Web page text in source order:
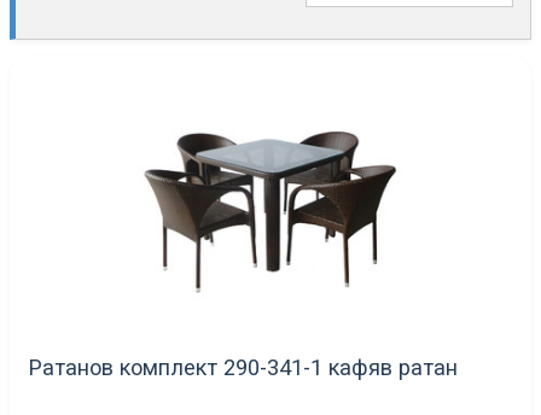
Ратанов комплект 290-341-1 кафяв ратан